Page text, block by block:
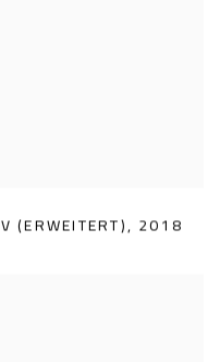
V (ERWEITERT), 2018